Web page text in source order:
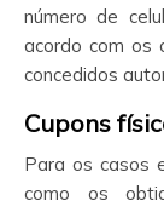
número de
acordo com os
concedidos
Cupons
Para os casos
como os